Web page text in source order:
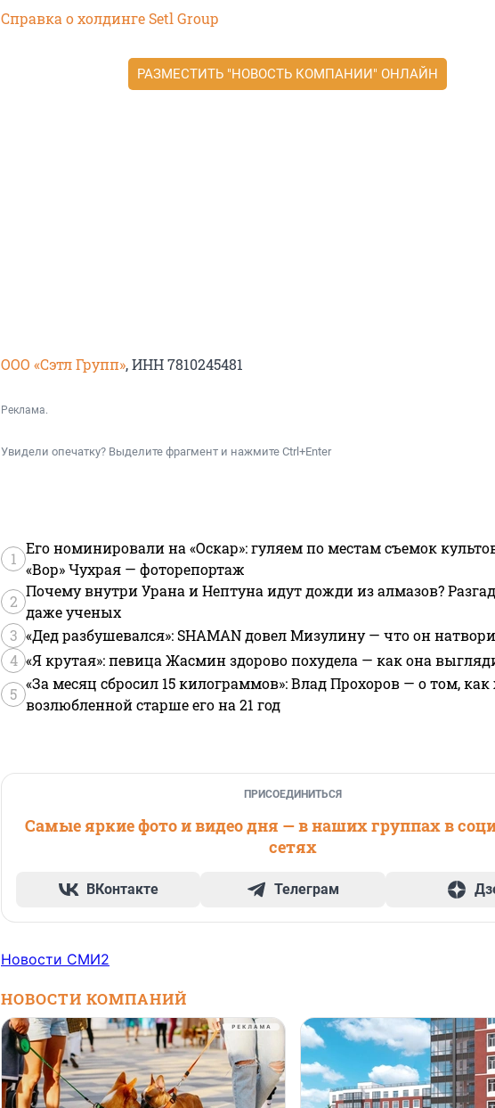
Справка о холдинге Setl Group
РАЗМЕСТИТЬ "НОВОСТЬ КОМПАНИИ" ОНЛАЙН
ООО «Сэтл Групп», ИНН 7810245481
Реклама.
Увидели опечатку? Выделите фрагмент и нажмите Ctrl+Enter
1
Его номинировали на «Оскар»: гуляем по местам съемок
«Вор» Чухрая — фоторепортаж
2
Почему внутри Урана и Нептуна идут дожди из алмазов?
даже ученых
3 «Дед разбушевался»: SHAMAN довел Мизулину — что он
4 «Я крутая»: певица Жасмин здорово похудела — как она
5
«За месяц сбросил 15 килограммов»: Влад Прохоров — о том, как
возлюбленной старше его на 21 год
ПРИСОЕДИНИТЬСЯ
Самые яркие фото и видео дня — в наших группах в
сетях
ВКонтакте Телеграм
Новости СМИ2
НОВОСТИ КОМПАНИЙ